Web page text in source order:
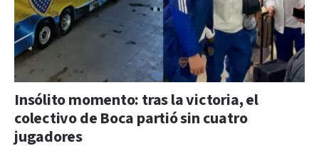
Insólito momento: tras la victoria, el
colectivo de Boca partió sin cuatro
jugadores